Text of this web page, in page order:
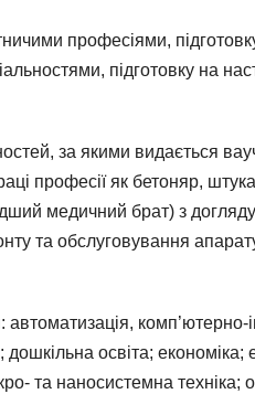
професіями,
підготовку на
за якими видається
професії як бетоняр,
медичний брат) з
та обслуговування
комп’ютерно-
дошкільна освіта;
та наносистемна